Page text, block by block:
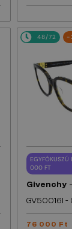
48/72 -
EGYFÓKUSZÚ
000 FT
Givenchy
GV50016I
76 000 Ft